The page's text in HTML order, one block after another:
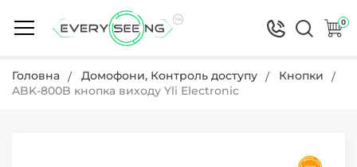
0
Головна Домофони, Контроль доступу
Кнопки
ABK-800B кнопка виходу Yli Electronic